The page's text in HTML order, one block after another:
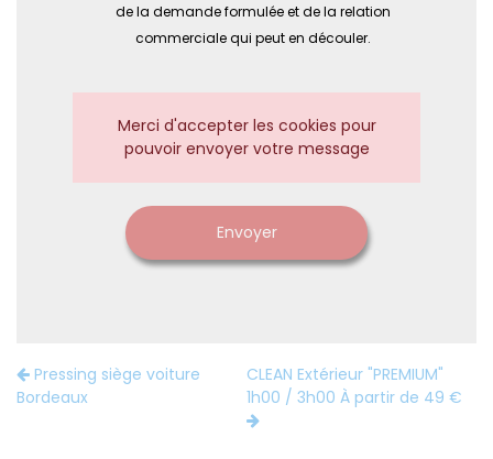
de la demande formulée et de la relation
commerciale qui peut en découler.
Merci d'accepter les cookies pour
pouvoir envoyer votre message
Envoyer
Pressing siège voiture
Bordeaux
CLEAN Extérieur "PREMIUM"
1h00 / 3h00 À partir de 49 €